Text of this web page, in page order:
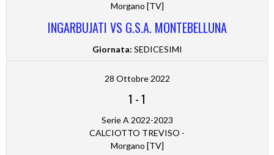
Morgano [TV]
INGARBUJATI VS G.S.A. MONTEBELLUNA
Giornata: SEDICESIMI
28 Ottobre 2022
1 -1
Serie A 2022-2023
CALCIOTTO TREVISO -
Morgano [TV]